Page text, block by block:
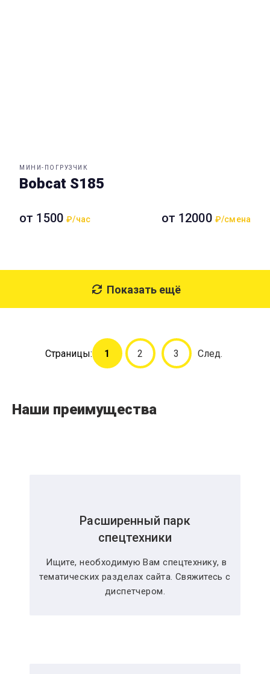
МИНИ-ПОГРУЗЧИК
Bobcat S185
от 1500₽/час от 12000 ₽/смена
Показать ещё
Страницы: 1 2 3 След.
Наши преимущества
Расширенный парк
спецтехники
Ищите, необходимую Вам спецтехнику, в
тематических разделах сайта. Свяжитесь с
диспетчером.